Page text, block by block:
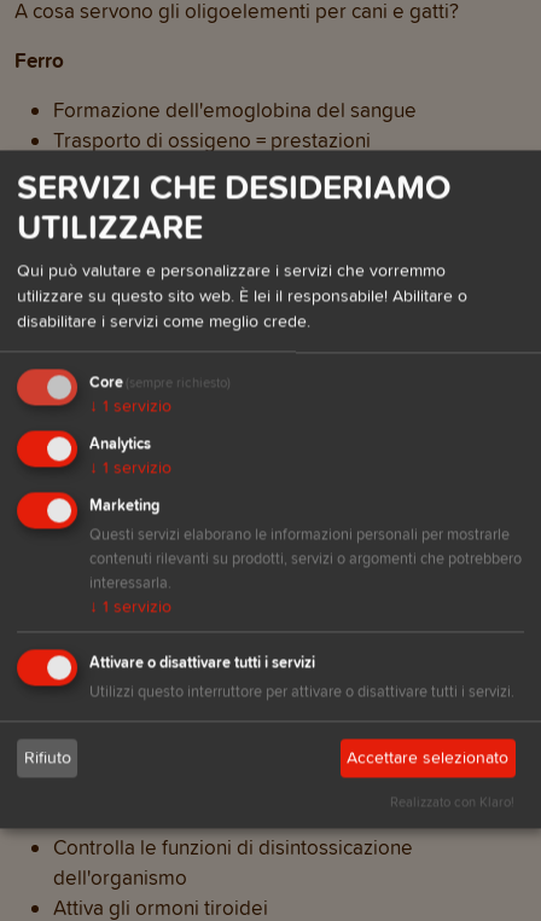
A cosa servono gli oligoelementi per cani e gatti?
Ferro
Formazione dell'emoglobina del sangue
Trasporto di ossigeno = prestazioni
Componente di vari enzimi
Fluoro
Importante per lo sviluppo di ossa e denti
Iodio
Importante per la produzione di ormoni tiroidei
Partecipa alla regolazione della frequenza cardiaca
e della temperatura corporea
Coinvolto nella struttura del tessuto connettivo
Contribuisce alla formazione del sangue
Coinvolto nella produzione di energia
Influenza il sistema immunitario e l'infiammazione
Manganese
Coinvolto nella formazione di vari enzimi
Controlla le funzioni di disintossicazione
dell'organismo
Attiva gli ormoni tiroidei
SERVIZI CHE DESIDERIAMO
UTILIZZARE
Qui può valutare e personalizzare i servizi che vorremmo
utilizzare su questo sito web. È lei il responsabile! Abilitare o
disabilitare i servizi come meglio crede.
Core (sempre richiesto)
↓ 1 servizio
Analytics
↓ 1 servizio
Marketing
Questi servizi elaborano le informazioni personali per mostrarle
contenuti rilevanti su prodotti, servizi o argomenti che potrebbero
interessarla.
↓ 1 servizio
Attivare o disattivare tutti i servizi
Utilizzi questo interruttore per attivare o disattivare tutti i servizi.
Rifiuto Accettare selezionato
Realizzato con Klaro!